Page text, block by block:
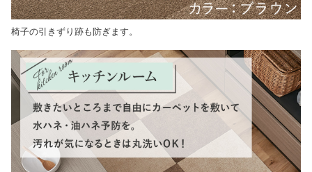
椅子の引きずり跡も防ぎます。